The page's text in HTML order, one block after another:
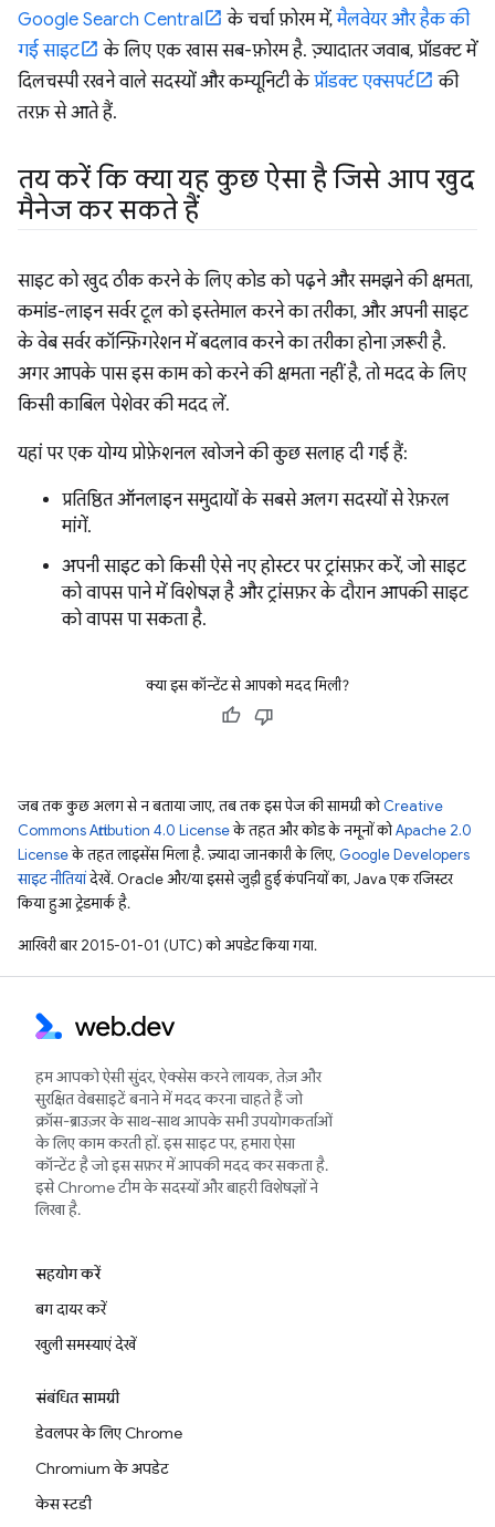
Google Search Central के चर्चा फ़ोरम में,मैलवेयर और हैक की
गई साइट
के लिए एक खास सब-फ़ोरम है. ज़्यादातर जवाब, प्रॉडक्ट में
दिलचस्पी रखने वाले सदस्यों और कम्यूनिटी केप्रॉडक्ट एक्सपर्ट
की
तरफ़ से आते हैं.
तय करें कि क्या यह कुछ ऐसा है जिसे आप खुद
मैनेज कर सकते हैं
साइट को खुद ठीक करने के लिए कोड को पढ़ने और समझने की क्षमता,
कमांड-लाइन सर्वर टूल को इस्तेमाल करने का तरीका, और अपनी साइट
के वेब सर्वर कॉन्फ़िगरेशन में बदलाव करने का तरीका होना ज़रूरी है.
अगर आपके पास इस काम को करने की क्षमता नहीं है, तो मदद के लिए
किसी काबिल पेशेवर की मदद लें.
यहां पर एक योग्य प्रोफ़ेशनल खोजने की कुछ सलाह दी गई हैं:
प्रतिष्ठित ऑनलाइन समुदायों के सबसे अलग सदस्यों से रेफ़रल
मांगें.
अपनी साइट को किसी ऐसे नए होस्टर पर ट्रांसफ़र करें, जो साइट
को वापस पाने में विशेषज्ञ है और ट्रांसफ़र के दौरान आपकी साइट
को वापस पा सकता है.
क्या इस कॉन्टेंट से आपको मदद मिली?
जब तक कुछ अलग से न बताया जाए, तब तक इस पेज की सामग्री कोCreative
Commons Attribution 4.0 Licenseके तहत और कोड के नमूनों कोApache 2.0
Licenseके तहत लाइसेंस मिला है. ज़्यादा जानकारी के लिए, Google Developers
साइट नीतियांदेखें. Oracle और/या इससे जुड़ी हुई कंपनियों का, Java एक रजिस्टर
किया हुआ ट्रेडमार्क है.
आखिरी बार 2015-01-01 (UTC) को अपडेट किया गया.
हम आपको ऐसी सुंदर, ऐक्सेस करने लायक, तेज़ और
सुरक्षित वेबसाइटें बनाने में मदद करना चाहते हैं जो
क्रॉस-ब्राउज़र के साथ-साथ आपके सभी उपयोगकर्ताओं
के लिए काम करती हों. इस साइट पर, हमारा ऐसा
कॉन्टेंट है जो इस सफ़र में आपकी मदद कर सकता है.
इसे Chrome टीम के सदस्यों और बाहरी विशेषज्ञों ने
लिखा है.
सहयोग करें
बग दायर करें
खुली समस्याएं देखें
संबंधित सामग्री
डेवलपर के लिए Chrome
Chromium के अपडेट
केस स्टडी